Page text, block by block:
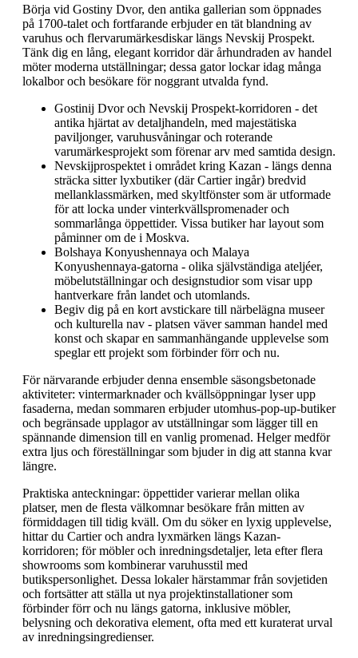
Börja vid Gostiny Dvor, den antika gallerian som öppnades
på 1700-talet och fortfarande erbjuder en tät blandning av
varuhus och flervarumärkesdiskar längs Nevskij Prospekt.
Tänk dig en lång, elegant korridor där århundraden av handel
möter moderna utställningar; dessa gator lockar idag många
lokalbor och besökare för noggrant utvalda fynd.
Gostinij Dvor och Nevskij Prospekt-korridoren - det
antika hjärtat av detaljhandeln, med majestätiska
paviljonger, varuhusvåningar och roterande
varumärkesprojekt som förenar arv med samtida design.
Nevskijprospektet i området kring Kazan - längs denna
sträcka sitter lyxbutiker (där Cartier ingår) bredvid
mellanklassmärken, med skyltfönster som är utformade
för att locka under vinterkvällspromenader och
sommarlånga öppettider. Vissa butiker har layout som
påminner om de i Moskva.
Bolshaya Konyushennaya och Malaya
Konyushennaya-gatorna - olika självständiga ateljéer,
möbelutställningar och designstudior som visar upp
hantverkare från landet och utomlands.
Begiv dig på en kort avstickare till närbelägna museer
och kulturella nav - platsen väver samman handel med
konst och skapar en sammanhängande upplevelse som
speglar ett projekt som förbinder förr och nu.
För närvarande erbjuder denna ensemble säsongsbetonade
aktiviteter: vintermarknader och kvällsöppningar lyser upp
fasaderna, medan sommaren erbjuder utomhus-pop-up-butiker
och begränsade upplagor av utställningar som lägger till en
spännande dimension till en vanlig promenad. Helger medför
extra ljus och föreställningar som bjuder in dig att stanna kvar
längre.
Praktiska anteckningar: öppettider varierar mellan olika
platser, men de flesta välkomnar besökare från mitten av
förmiddagen till tidig kväll. Om du söker en lyxig upplevelse,
hittar du Cartier och andra lyxmärken längs Kazan-
korridoren; för möbler och inredningsdetaljer, leta efter flera
showrooms som kombinerar varuhusstil med
butikspersonlighet. Dessa lokaler härstammar från sovjetiden
och fortsätter att ställa ut nya projektinstallationer som
förbinder förr och nu längs gatorna, inklusive möbler,
belysning och dekorativa element, ofta med ett kuraterat urval
av inredningsingredienser.